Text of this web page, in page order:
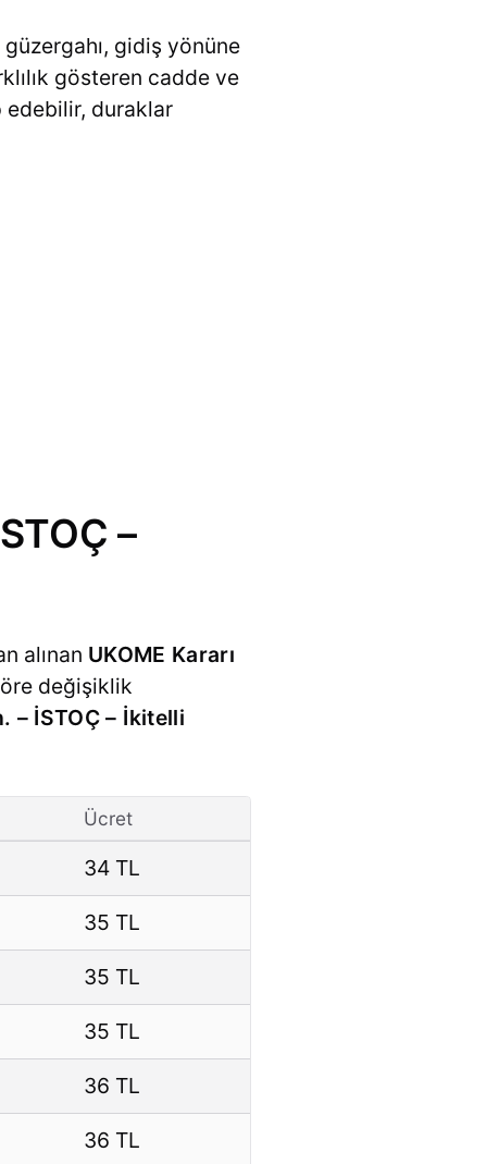
güzergahı, gidiş yönüne
gösteren cadde ve
edebilir, duraklar
–
alınan UKOME Kararı
değişiklik
– İSTOÇ – İkitelli
Ücret
34 TL
35 TL
35 TL
35 TL
36 TL
36 TL